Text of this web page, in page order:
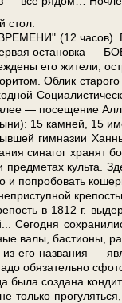
стол.
(12 ча­сов).
оста­нов­ка —
его жи­те­ли,
Облик
— посещение
15 кам­ней, 15
гим­на­зии
си­на­гог
пред­ме­тах культа.
и по­про­бо­вать
в 1812 г.
Сегодня
ва­лы, ба­сти­о­ны,
его названия —
обя­за­тель­но
бы­ла со­зда­на
толь­ко